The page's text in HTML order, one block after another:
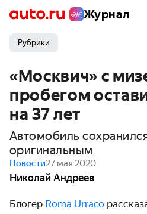
Журнал
Рубрики
«Москвич» с
пробегом
на 37 лет
Автомобиль
оригинальным
Новости27 мая 2020
Николай Андреев
Блогер Roma Urraco